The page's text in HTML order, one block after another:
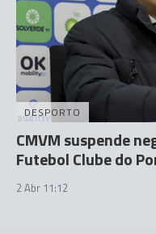
DESPORTO
CMVM suspende
Futebol Clube do
2 Abr 11:12